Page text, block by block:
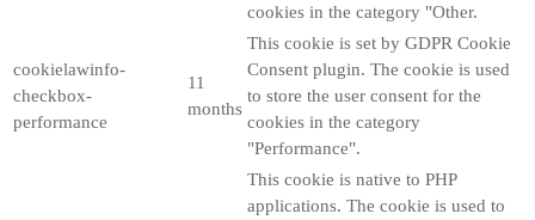
cookies in the category "Other.
cookielawinfo-
checkbox-
performance
11
months
This cookie is set by GDPR Cookie
Consent plugin. The cookie is used
to store the user consent for the
cookies in the category
"Performance".
This cookie is native to PHP
applications. The cookie is used to